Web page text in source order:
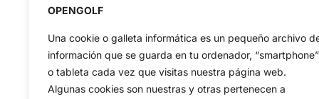
OPENGOLF
Una cookie o galleta informática es un pequeño archivo
información que se guarda en tu ordenador, “smartphone”
o tableta cada vez que visitas nuestra página web.
Algunas cookies son nuestras y otras pertenecen a